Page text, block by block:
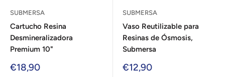
SUBMERSA
Cartucho Resina
Desmineralizadora
Premium 10"
Precio
€18,90
SUBMERSA
Vaso Reutilizable para
Resinas de Ósmosis,
Submersa
Precio
€12,90